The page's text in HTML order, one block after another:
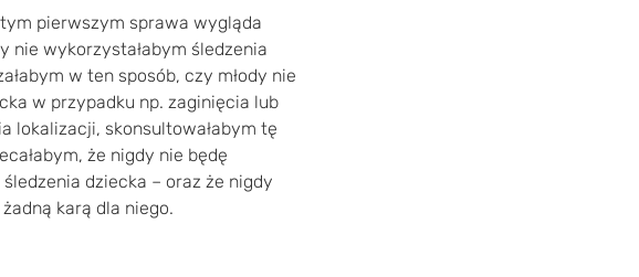
pierwszym sprawa wygląda
nie wykorzystałabym śledzenia
w ten sposób, czy młody nie
w przypadku np. zaginięcia lub
lokalizacji, skonsultowałabym tę
że nigdy nie będę
dziecka – oraz że nigdy
karą dla niego.